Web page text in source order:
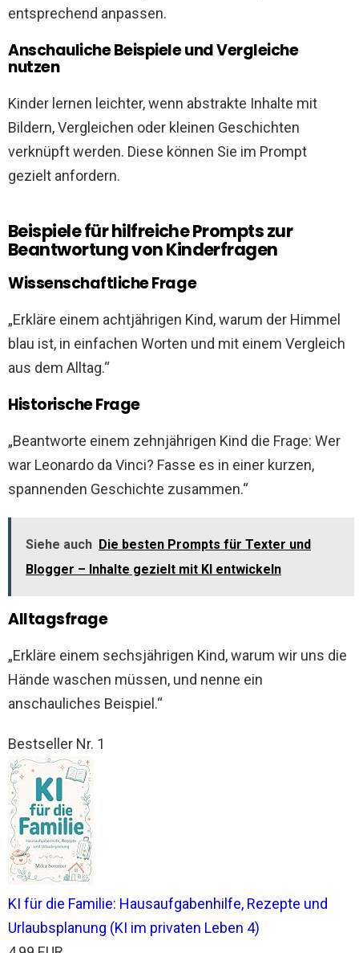
entsprechend anpassen.
Anschauliche Beispiele und Vergleiche
nutzen
Kinder lernen leichter, wenn abstrakte Inhalte mit
Bildern, Vergleichen oder kleinen Geschichten
verknüpft werden. Diese können Sie im Prompt
gezielt anfordern.
Beispiele für hilfreiche Prompts zur
Beantwortung von Kinderfragen
Wissenschaftliche Frage
„Erkläre einem achtjährigen Kind, warum der Himmel
blau ist, in einfachen Worten und mit einem Vergleich
aus dem Alltag.“
Historische Frage
„Beantworte einem zehnjährigen Kind die Frage: Wer
war Leonardo da Vinci? Fasse es in einer kurzen,
spannenden Geschichte zusammen.“
Siehe auch Die besten Prompts für Texter und
Blogger – Inhalte gezielt mit KI entwickeln
Alltagsfrage
„Erkläre einem sechsjährigen Kind, warum wir uns die
Hände waschen müssen, und nenne ein
anschauliches Beispiel.“
Bestseller Nr. 1
KI für die Familie: Hausaufgabenhilfe, Rezepte und
Urlaubsplanung (KI im privaten Leben 4)